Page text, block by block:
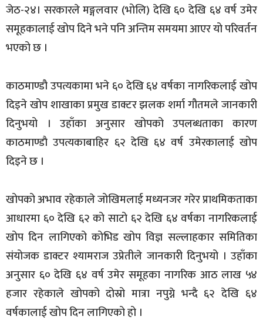
जेठ-२४। सरकारले मङ्गलवार (भोलि) देखि ६० देखि ६४ वर्ष उमेर
समूहकालाई खोप दिने भने पनि अन्तिम समयमा आएर यो परिवर्तन
भएको छ ।
काठमाण्डौ उपत्यकामा भने ६० देखि ६४ वर्षका नागरिकलाई खोप
दिइने खोप शाखाका प्रमुख डाक्टर झलक शर्मा गौतमले जानकारी
दिनुभयो । उहाँका अनुसार खोपको उपलब्धताका कारण
काठमाण्डाै उपत्यकाबाहिर ६२ देखि ६४ वर्ष उमेरकालाई खोप
दिइने छ ।
खोपको अभाव रहेकाले जोखिमलाई मध्यनजर गरेर प्राथमिकताका
आधारमा ६० देखि ६२ को साटो ६२ देखि ६४ वर्षका नागरिकलाई
खोप दिन लागिएको कोभिड खोप विज्ञ सल्लाहकार समितिका
संयोजक डाक्टर श्यामराज उप्रेतीले जानकारी दिनुभयो । उहाँका
अनुसार ६० देखि ६४ वर्ष उमेर समूहका नागरिक आठ लाख ५४
हजार रहेकाले खोपको दोस्रो मात्रा नपुग्ने भन्दै ६२ देखि ६४
वर्षकालाई खोप दिन लागिएको हो ।